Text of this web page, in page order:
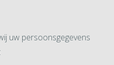
uw persoonsgegevens